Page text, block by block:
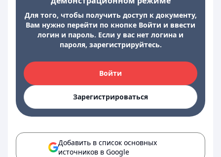
Для того, чтобы получить доступ к документу,
Вам нужно перейти по кнопке Войти и ввести
логин и пароль. Если у вас нет логина и
пароля, зарегистрируйтесь.
Войти
Зарегистрироваться
Добавить в список основных
источников в Google